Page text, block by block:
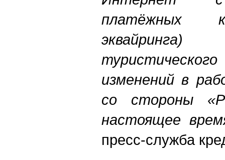
платёжных
изменений в
со стороны
настоящее
пресс-служба